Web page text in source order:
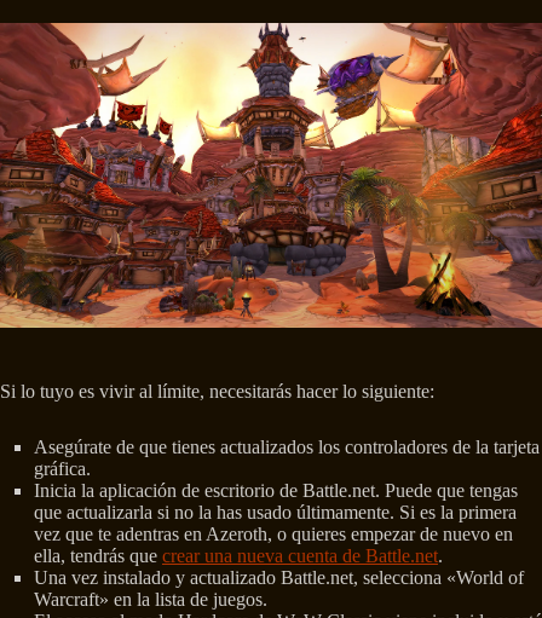
Si lo tuyo es vivir al límite, necesitarás hacer lo siguiente:
Asegúrate de que tienes actualizados los controladores de la tarjeta
gráfica.
Inicia la aplicación de escritorio de Battle.net. Puede que tengas
que actualizarla si no la has usado últimamente. Si es la primera
vez que te adentras en Azeroth, o quieres empezar de nuevo en
ella, tendrás que crear una nueva cuenta de Battle.net.
Una vez instalado y actualizado Battle.net, selecciona «World of
Warcraft» en la lista de juegos.